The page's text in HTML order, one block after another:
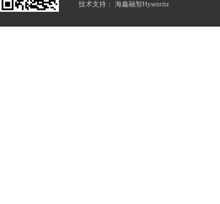
技术支持： 海鑫融智Hysenritz